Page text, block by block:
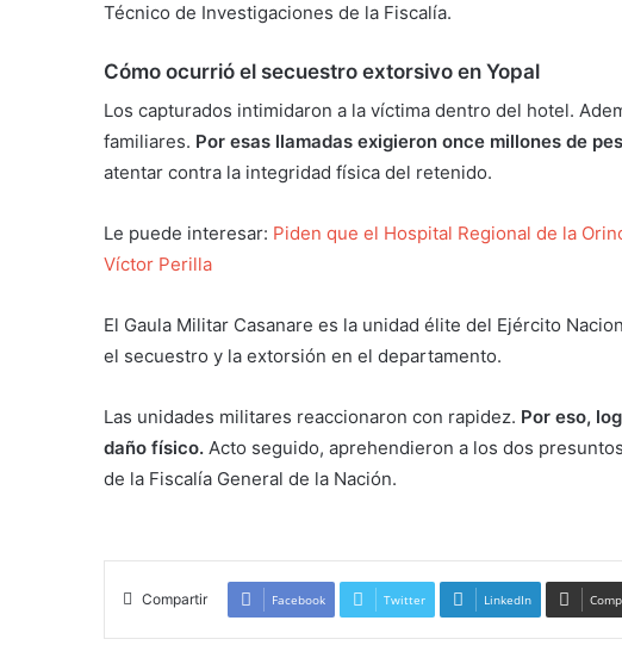
Técnico de Investigaciones de la Fiscalía.
Cómo ocurrió el secuestro extorsivo en Yopal
Los capturados intimidaron a la víctima dentro del hotel.
familiares. Por esas llamadas exigieron once millones de
atentar contra la integridad física del retenido.
Le puede interesar: Piden que el Hospital Regional de la
Víctor Perilla
El Gaula Militar Casanare es la unidad élite del Ejército
el secuestro y la extorsión en el departamento.
Las unidades militares reaccionaron con rapidez. Por eso,
daño físico. Acto seguido, aprehendieron a los dos
de la Fiscalía General de la Nación.
Compartir Facebook Twitter LinkedIn